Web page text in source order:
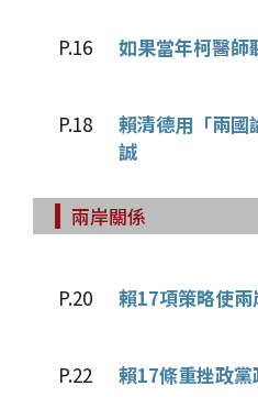
P.16 如果當年柯醫
P.18
賴清德用「兩
誠
兩岸關係
P.20 賴17項策略使
P.22 賴17條重挫政